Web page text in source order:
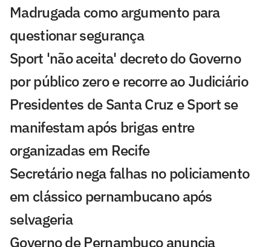
Madrugada como argumento para
questionar segurança
Sport 'não aceita' decreto do Governo
por público zero e recorre ao Judiciário
Presidentes de Santa Cruz e Sport se
manifestam após brigas entre
organizadas em Recife
Secretário nega falhas no policiamento
em clássico pernambucano após
selvageria
Governo de Pernambuco anuncia